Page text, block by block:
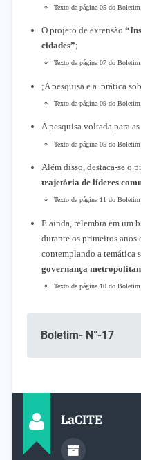
Texto da página 05 do Boletim;
O projeto de extensão
cidades”;
Texto da página 07 do Boletim;
;A pesquisa e a prática
Texto da página 09 do Boletim;
A pesquisa voltada para
Texto da página 05 do Boletim;
Além disso, destaca-se o
trajetória de líderes
Texto da página 11 do Boletim;
E ainda, relembra em um
durante os primeiros anos
contemplando a temática
governança
Texto da página 10 do Boletim;
Boletim- N°-17
LaCITE